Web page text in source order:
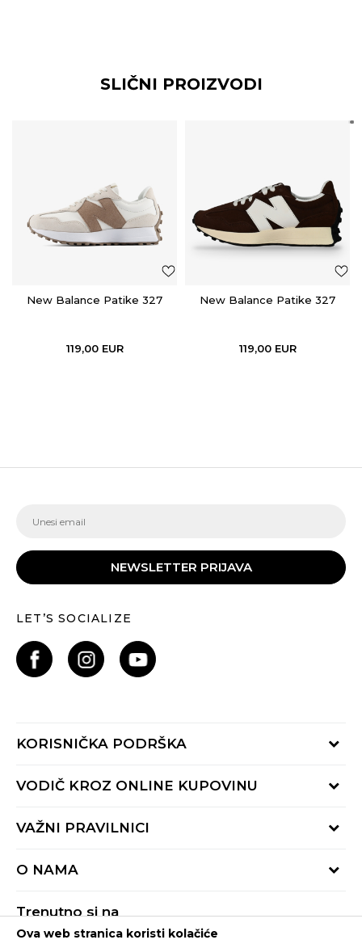
SLIČNI PROIZVODI
New Balance Patike 327
119,00 EUR
New Balance Patike 327
119,00 EUR
NEWSLETTER PRIJAVA
LET’S SOCIALIZE
KORISNIČKA PODRŠKA
Provjeri status porudžbine
Radno vrijeme 9-16h
VODIČ KROZ ONLINE KUPOVINU
Načini isporuke
Reklamacije
VAŽNI PRAVILNICI
Pravila Sport&Bonus programa
O NAMA
Trenutno si na
Buzz Crna Gora PROMIJENI
Ova web stranica koristi kolačiće